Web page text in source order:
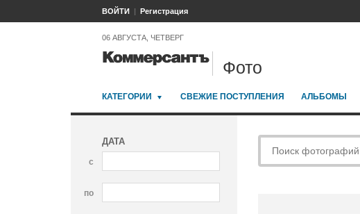
ВОЙТИ Регистрация
06 АВГУСТА, ЧЕТВЕРГ
Фото
КАТЕГОРИИ СВЕЖИЕ ПОСТУПЛЕНИЯ АЛЬБОМЫ
ДАТА
с
по